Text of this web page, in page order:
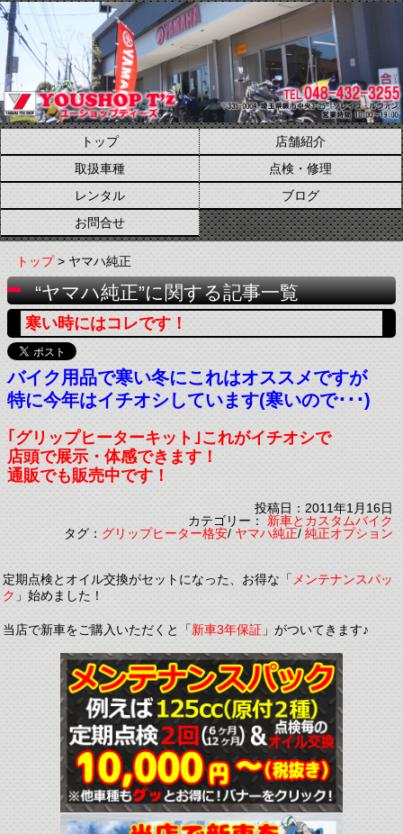
トップ
店舗紹介
取扱車種
点検・修理
レンタル
ブログ
お問合せ
トップ> ヤマハ純正
“ヤマハ純正”に関する記事一覧
寒い時にはコレです！
バイク用品で寒い冬にこれはオススメですが
特に今年はイチオシしています(寒いので･･･)
｢グリップヒーターキット｣これがイチオシで
店頭で展示・体感できます！
通販でも販売中です！
投稿日：2011年1月16日
カテゴリー：新車とカスタムバイク
タグ：グリップヒーター格安/ヤマハ純正/純正オプション
定期点検とオイル交換がセットになった、お得な「メンテナンスパッ
ク」始めました！
当店で新車をご購入いただくと「新車3年保証」がついてきます♪